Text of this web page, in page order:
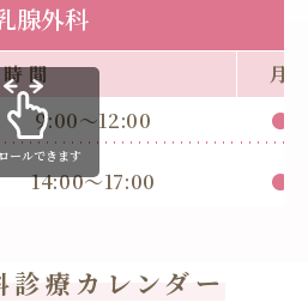
腺外科
間
月
9:00～12:00 ●
14:00～17:00 ●
ールできます
療カレンダー